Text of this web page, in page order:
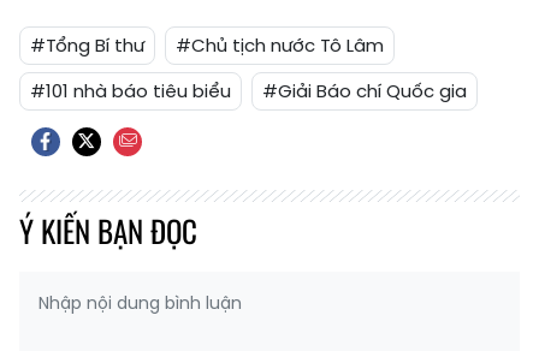
#Tổng Bí thư
#Chủ tịch nước Tô Lâm
#101 nhà báo tiêu biểu
#Giải Báo chí Quốc gia
Ý KIẾN BẠN ĐỌC